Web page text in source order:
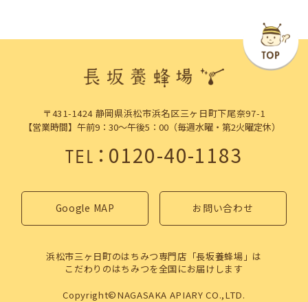
〒431-1424 静岡県浜松市浜名区三ヶ日町下尾奈97-1
【営業時間】午前9：30～午後5：00（毎週水曜・第2火曜定休）
TEL：0120-40-1183
Google MAP お問い合わせ
浜松市三ヶ日町のはちみつ専門店「長坂養蜂場」は
こだわりのはちみつを全国にお届けします
Copyright©NAGASAKA APIARY CO.,LTD.